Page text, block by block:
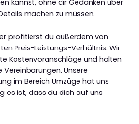
kannst, ohne dir Gedanken über
machen zu müssen.
profitierst du außerdem von
Preis-Leistungs-Verhältnis. Wir
Kostenvoranschläge und halten
Unsere
im Bereich Umzüge hat uns
es ist, dass du dich auf uns